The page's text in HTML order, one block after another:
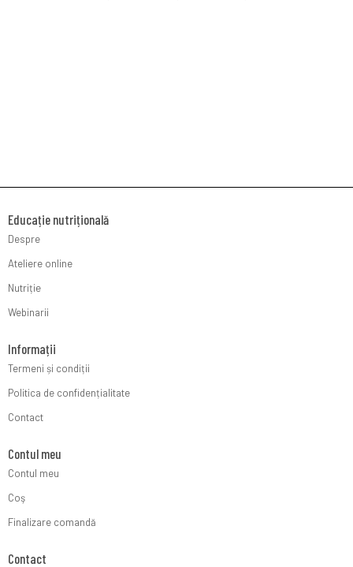
Educație nutrițională
Despre
Ateliere online
Nutriție
Webinarii
Informații
Termeni și condiții
Politica de confidențialitate
Contact
Contul meu
Contul meu
Coş
Finalizare comandă
Contact